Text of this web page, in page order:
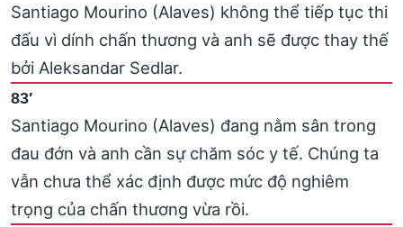
Santiago Mourino (Alaves) không thể tiếp tục thi
đấu vì dính chấn thương và anh sẽ được thay thế
bởi Aleksandar Sedlar.
83′
Santiago Mourino (Alaves) đang nằm sân trong
đau đớn và anh cần sự chăm sóc y tế. Chúng ta
vẫn chưa thể xác định được mức độ nghiêm
trọng của chấn thương vừa rồi.